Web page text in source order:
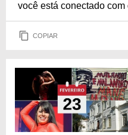
você está conectado
COPIAR